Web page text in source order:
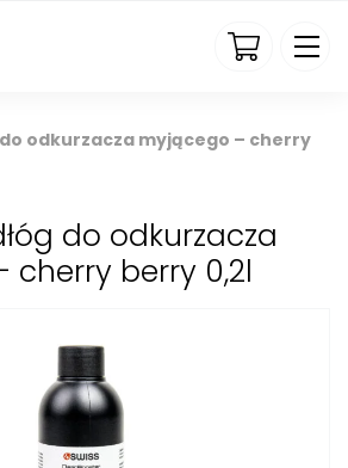
do odkurzacza myjącego – cherry
do odkurzacza
cherry berry 0,2l